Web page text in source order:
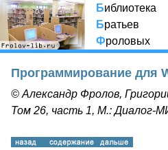
Библиотека
Братьев
Фроловых
Программирование для
© Александр Фролов,
Том 26, часть 1, М.: Диалог-